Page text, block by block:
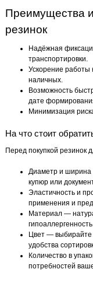
Преимущества
резинок
Надёжная
транспортировки.
Ускорение работы
наличных.
Возможность
дате
Минимизация
На что стоит
Перед покупкой резинок
Диаметр и ширина
купюр или
Эластичность и
применения и
Материал —
Цвет — выбирайте
удобства
Количество в
потребностей